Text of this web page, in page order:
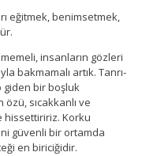
eğitmek, benimsetmek,
insanların gözleri
bakmamalı artık. Tanrı-
giden bir boşluk
özü, sıcakkanlı ve
hissettiririz. Korku
güvenli bir ortamda
en biriciğidir.